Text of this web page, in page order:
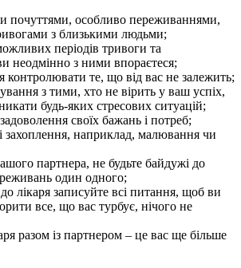
почуттями, особливо переживаннями,
з близькими людьми;
періодів тривоги та
неодмінно з ними впораєтеся;
контролювати те, що від вас не залежить;
з тими, хто не вірить у ваш успіх,
будь-яких стресових ситуацій;
своїх бажань і потреб;
захоплення, наприклад, малювання чи
партнера, не будьте байдужі до
один одного;
лікаря записуйте всі питання, щоб ви
все, що вас турбує, нічого не
разом із партнером – це вас ще більше